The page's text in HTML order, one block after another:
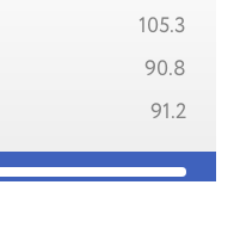
105.3
90.8
91.2